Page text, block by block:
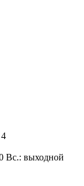
Вс.: выходной